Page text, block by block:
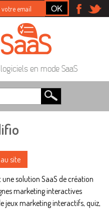
en mode SaaS
site
une solution SaaS de création
marketing interactives
jeux marketing interactifs, quiz,